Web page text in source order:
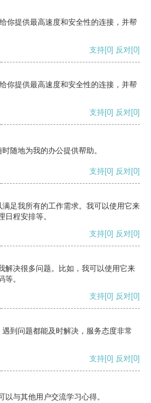
你提供最高速度和安全性的连接，并帮
支持[0] 反对[0]
你提供最高速度和安全性的连接，并帮
支持[0] 反对[0]
随地为我的办公提供帮助。
支持[0] 反对[0]
足我所有的工作需求。我可以使用它来
程安排等。
支持[0] 反对[0]
解决很多问题。比如，我可以使用它来
。
支持[0] 反对[0]
到问题都能及时解决，服务态度非常
支持[0] 反对[0]
与其他用户交流学习心得。